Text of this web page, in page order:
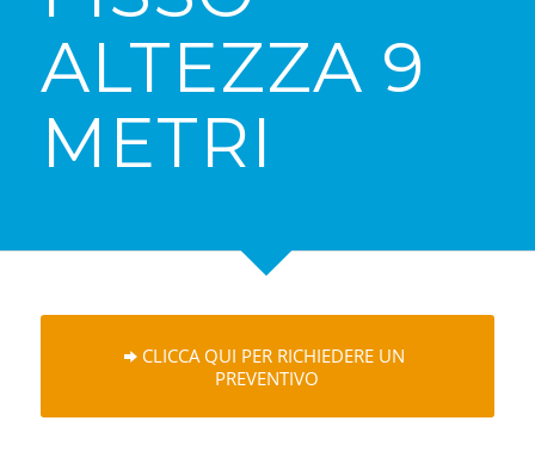
ALTEZZA 9
METRI
CLICCA QUI PER RICHIEDERE UN
PREVENTIVO